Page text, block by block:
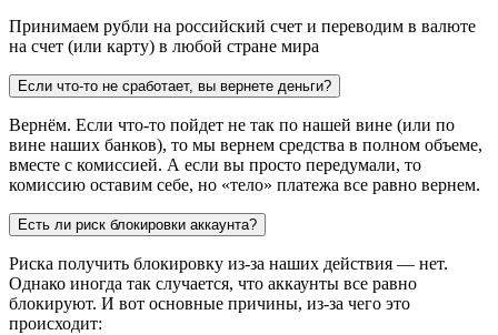
Принимаем рубли на российский счет и переводим в валюте
на счет (или карту) в любой стране мира
Если что-то не сработает, вы вернете деньги?
Вернём. Если что-то пойдет не так по нашей вине (или по
вине наших банков), то мы вернем средства в полном объеме,
вместе с комиссией. А если вы просто передумали, то
комиссию оставим себе, но «тело» платежа все равно вернем.
Есть ли риск блокировки аккаунта?
Риска получить блокировку из-за наших действия — нет.
Однако иногда так случается, что аккаунты все равно
блокируют. И вот основные причины, из-за чего это
происходит: